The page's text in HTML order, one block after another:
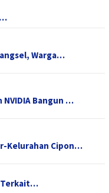
Warga…
NVIDIA Bangun …
Kelurahan Cipon…
Terkait…